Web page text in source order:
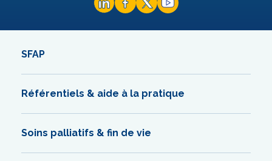
SFAP
Référentiels & aide à la pratique
Soins palliatifs & fin de vie